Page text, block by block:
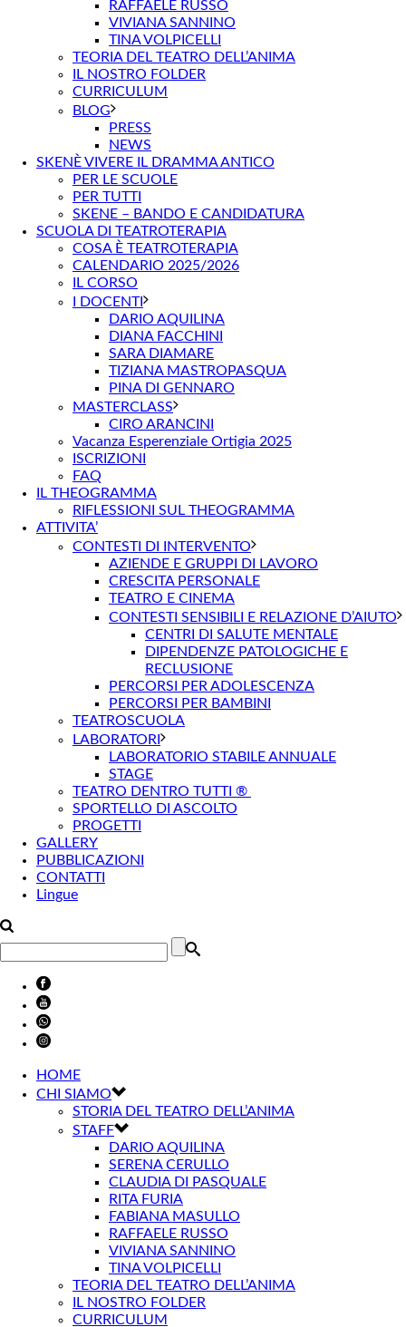
RAFFAELE RUSSO
VIVIANA SANNINO
TINA VOLPICELLI
TEORIA DEL TEATRO DELL’ANIMA
IL NOSTRO FOLDER
CURRICULUM
BLOG
PRESS
NEWS
SKENÈ VIVERE IL DRAMMA ANTICO
PER LE SCUOLE
PER TUTTI
SKENE – BANDO E CANDIDATURA
SCUOLA DI TEATROTERAPIA
COSA È TEATROTERAPIA
CALENDARIO 2025/2026
IL CORSO
I DOCENTI
DARIO AQUILINA
DIANA FACCHINI
SARA DIAMARE
TIZIANA MASTROPASQUA
PINA DI GENNARO
MASTERCLASS
CIRO ARANCINI
Vacanza Esperenziale Ortigia 2025
ISCRIZIONI
FAQ
IL THEOGRAMMA
RIFLESSIONI SUL THEOGRAMMA
ATTIVITA’
CONTESTI DI INTERVENTO
AZIENDE E GRUPPI DI LAVORO
CRESCITA PERSONALE
TEATRO E CINEMA
CONTESTI SENSIBILI E RELAZIONE D’AIUTO
CENTRI DI SALUTE MENTALE
DIPENDENZE PATOLOGICHE E
RECLUSIONE
PERCORSI PER ADOLESCENZA
PERCORSI PER BAMBINI
TEATROSCUOLA
LABORATORI
LABORATORIO STABILE ANNUALE
STAGE
TEATRO DENTRO TUTTI ®
SPORTELLO DI ASCOLTO
PROGETTI
GALLERY
PUBBLICAZIONI
CONTATTI
Lingue
HOME
CHI SIAMO
STORIA DEL TEATRO DELL’ANIMA
STAFF
DARIO AQUILINA
SERENA CERULLO
CLAUDIA DI PASQUALE
RITA FURIA
FABIANA MASULLO
RAFFAELE RUSSO
VIVIANA SANNINO
TINA VOLPICELLI
TEORIA DEL TEATRO DELL’ANIMA
IL NOSTRO FOLDER
CURRICULUM